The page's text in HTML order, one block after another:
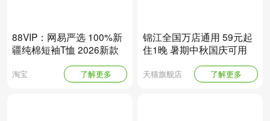
88VIP：网易严选 100%新
疆纯棉短袖T恤 2026新款
淘宝 了解更多
锦江全国万店通用 59元起
住1晚 暑期中秋国庆可用
天猫旗舰店 了解更多